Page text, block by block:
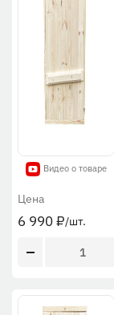
Видео о товаре
Цена
6 990₽/шт.